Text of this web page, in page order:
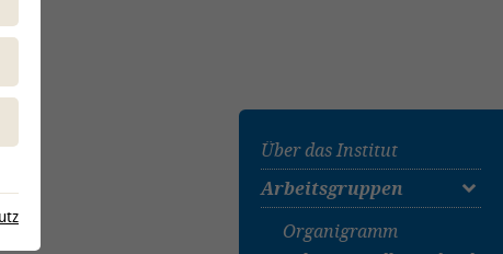
Über das Institut
Arbeitsgruppen
Organigramm